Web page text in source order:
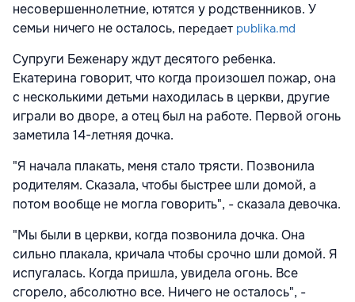
несовершеннолетние, ютятся у родственников. У
семьи ничего не осталось, передает publika.md
Супруги Беженару ждут десятого ребенка.
Екатерина говорит, что когда произошел пожар, она
с несколькими детьми находилась в церкви, другие
играли во дворе, а отец был на работе. Первой огонь
заметила 14-летняя дочка.
"Я начала плакать, меня стало трясти. Позвонила
родителям. Сказала, чтобы быстрее шли домой, а
потом вообще не могла говорить", - сказала девочка.
"Мы были в церкви, когда позвонила дочка. Она
сильно плакала, кричала чтобы срочно шли домой. Я
испугалась. Когда пришла, увидела огонь. Все
сгорело, абсолютно все. Ничего не осталось", -